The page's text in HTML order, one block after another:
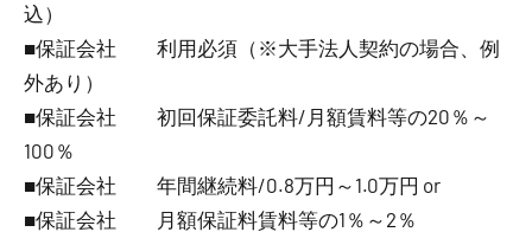
込）
■保証会社 利用必須（※大手法人契約の場合、例
外あり）
■保証会社 初回保証委託料/月額賃料等の20％～
100％
■保証会社 年間継続料/0.8万円～1.0万円 or
■保証会社 月額保証料賃料等の1％～2％